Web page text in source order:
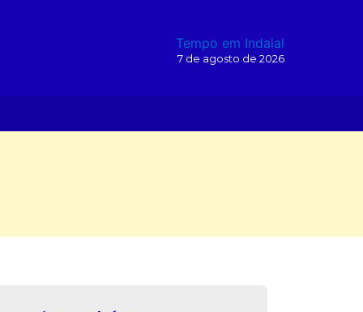
Tempo em Indaial
7 de agosto de 2026